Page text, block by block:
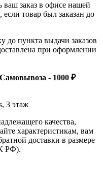
ваш заказ в офисе нашей
товар был заказан до
до пункта выдачи заказов
при оформлении
- 1000 ₽
3 этаж
качества,
характеристикам, вам
доставки в размере
РФ).